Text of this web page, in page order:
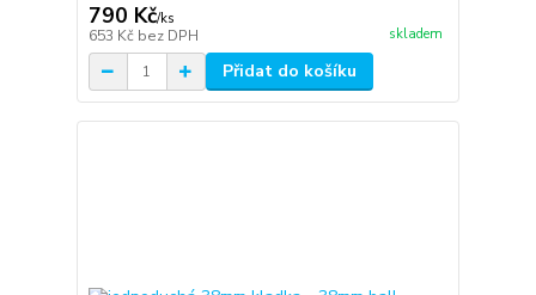
790 Kč/ks
653 Kč bez DPH skladem
Přidat do košíku